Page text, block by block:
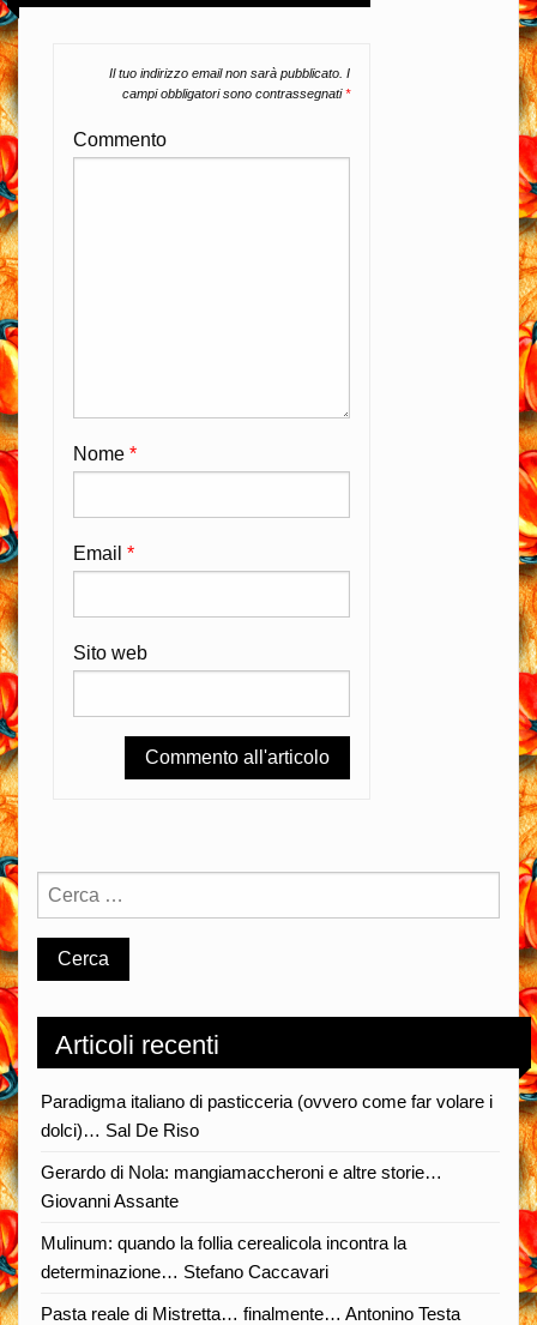
Il tuo indirizzo email non sarà pubblicato. I
campi obbligatori sono contrassegnati*
Commento
Nome *
Email *
Sito web
Articoli recenti
Paradigma italiano di pasticceria (ovvero come far volare i
dolci)… Sal De Riso
Gerardo di Nola: mangiamaccheroni e altre storie…
Giovanni Assante
Mulinum: quando la follia cerealicola incontra la
determinazione… Stefano Caccavari
Pasta reale di Mistretta… finalmente… Antonino Testa